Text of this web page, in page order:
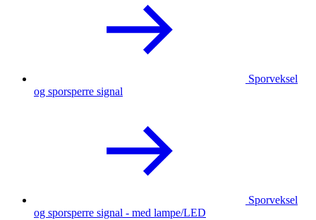
Sporveksel
og sporsperre signal
Sporveksel
og sporsperre signal - med lampe/LED